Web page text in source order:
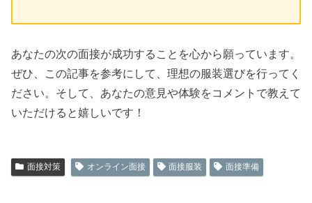
あなたの次の面接が成功することを心から願っています。
ぜひ、この記事を参考にして、理想の服装選びを行ってく
ださい。そして、あなたの意見や体験をコメントで教えて
いただけると嬉しいです！
面接対策 オンライン面接 面接服装 面接準備